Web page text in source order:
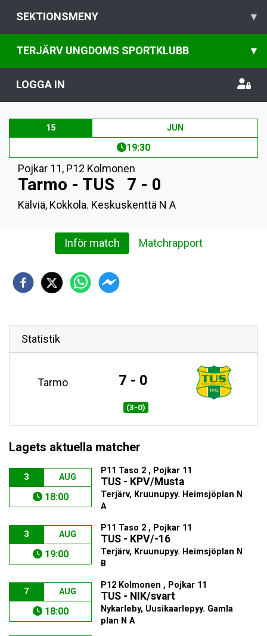
SEKTIONSMENY ▾
TERJÄRV UNGDOMS SPORTKLUBB ▾
LOGGA IN
15 JUN
19:30
Pojkar 11, P12 Kolmonen
Tarmo - TUS 7 - 0
Kälviä, Kokkola. Keskuskenttä N A
Inför match Matchrapport
Statistik
Tarmo 7 - 0
(3-0)
Lagets aktuella matcher
3 AUG
18:00
P11 Taso 2 , Pojkar 11
TUS - KPV/Musta
Terjärv, Kruunupyy. Heimsjöplan N
A
3 AUG
19:00
P11 Taso 2 , Pojkar 11
TUS - KPV/-16
Terjärv, Kruunupyy. Heimsjöplan N
B
7 AUG
18:00
P12 Kolmonen , Pojkar 11
TUS - NIK/svart
Nykarleby, Uusikaarlepyy. Gamla
plan N A